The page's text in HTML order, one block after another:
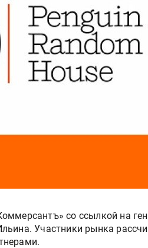
со ссылкой на
Участники рынка